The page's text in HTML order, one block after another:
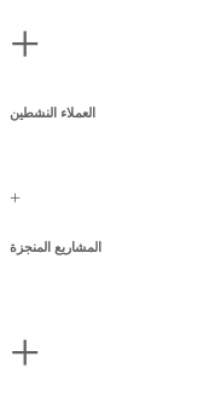
+
العملاء النشطين
+
المشاريع المنجزة
+